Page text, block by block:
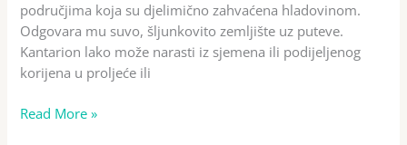
područjima koja su djelimično zahvaćena hladovinom.
Odgovara mu suvo, šljunkovito zemljište uz puteve.
Kantarion lako može narasti iz sjemena ili podijeljenog
korijena u proljeće ili
Read More »